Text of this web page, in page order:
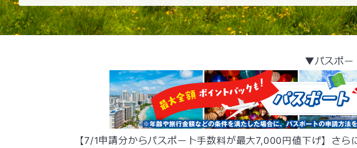
▼パスポー
【7/1申請分からパスポート手数料が最大7,000円値下げ】さ